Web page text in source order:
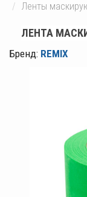
Ленты
ЛЕНТА
Бренд: REMIX